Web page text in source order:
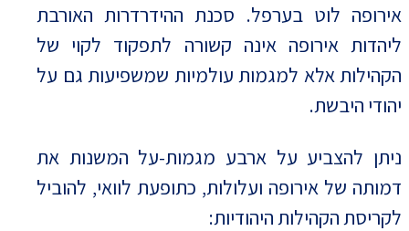
אירופה לוט בערפל. סכנת ההידרדרות האורבת
ליהדות אירופה אינה קשורה לתפקוד לקוי של
הקהילות אלא למגמות עולמיות שמשפיעות גם על
יהודי היבשת.
ניתן להצביע על ארבע מגמות-על המשנות את
דמותה של אירופה ועלולות, כתופעת לוואי, להוביל
לקריסת הקהילות היהודיות: